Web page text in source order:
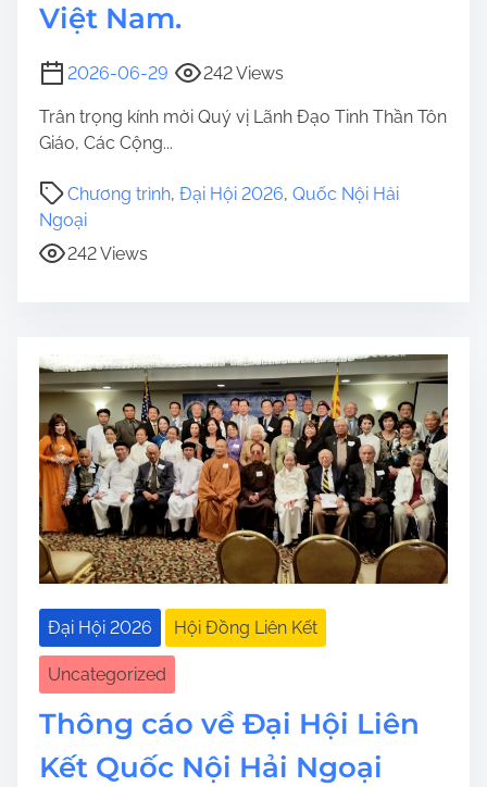
Việt Nam.
2026-06-29 242 Views
Trân trọng kính mời Quý vị Lãnh Đạo Tinh Thần Tôn
Giáo, Các Cộng...
Chương trình, Đại Hội 2026, Quốc Nội Hải
Ngoại
242 Views
Đại Hội 2026 Hội Đồng Liên Kết
Uncategorized
Thông cáo về Đại Hội Liên
Kết Quốc Nội Hải Ngoại